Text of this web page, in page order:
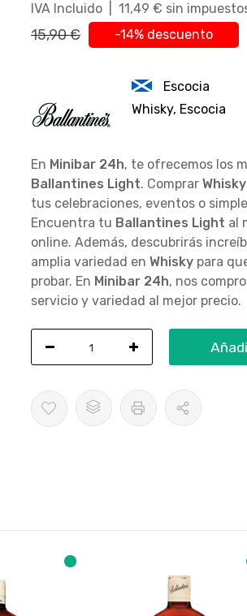
IVA Incluido | 11,49 € sin
15,90 € -14% descuento
Escocia
Whisky, Escocia
En Minibar 24h, te ofrecemos los
Ballantines Light. Comprar Whisky
tus celebraciones, eventos o
Encuentra tu Ballantines Light al
online. Además, descubrirás
amplia variedad en Whiskypara
probar. En Minibar 24h, nos
servicio y variedad al mejor precio.